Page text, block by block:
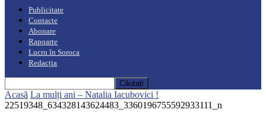
Publicitate
Contacte
Abonare
Rapoarte
Lucru în Soroca
Redacția
Acasă La mulți ani – Natalia Iacubovici !
22519348_634328143624483_3360196755592933111_n